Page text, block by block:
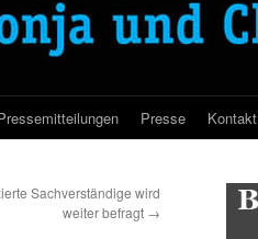
Presse Kontakt
Sachverständige wird
weiter befragt →